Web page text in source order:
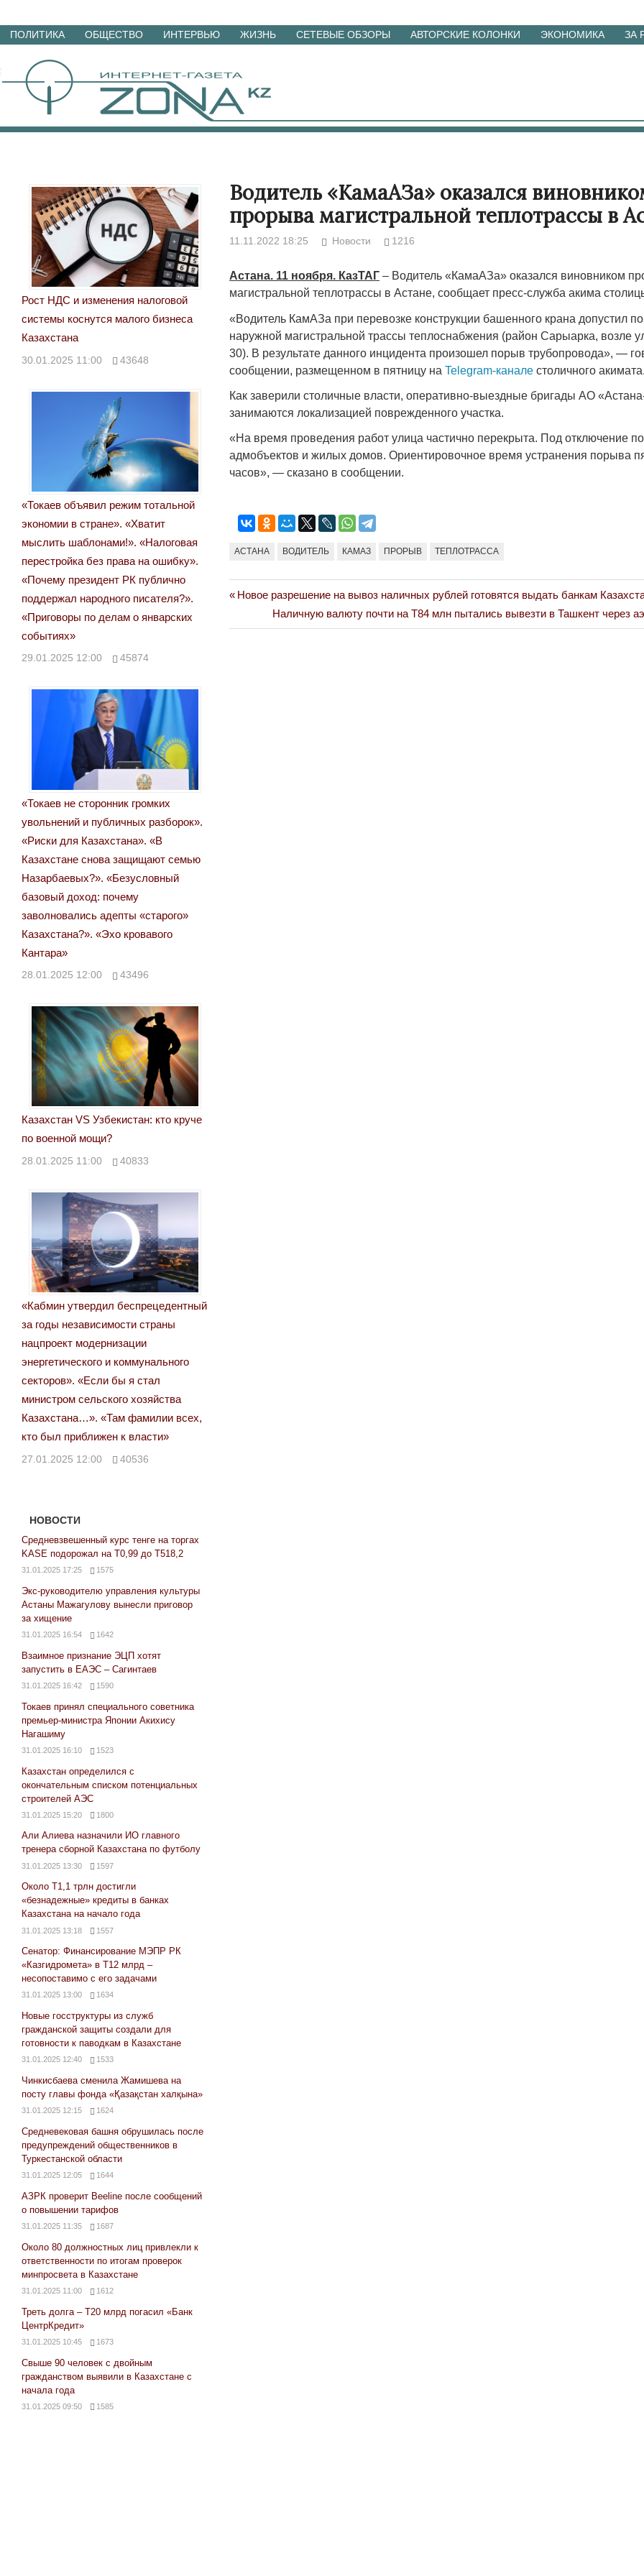
Перейти
материалам
ПОЛИТИКА ОБЩЕСТВО ИНТЕРВЬЮ ЖИЗНЬ СЕТЕВЫЕ ОБЗОРЫ АВТОРСКИЕ КОЛОНКИ ЭКОНОМИКА ЗА
Водитель «КамаАЗа» оказался
прорыва магистральной теплотрассы в
11.11.2022 18:25 Новости 1216
Астана. 11 ноября. КазТАГ – Водитель «КамаАЗа» оказался виновником
магистральной теплотрассы в Астане, сообщает пресс-служба акима
«Водитель КамАЗа при перевозке конструкции башенного крана допустил
наружной магистральной трассы теплоснабжения (район Сарыарка, возле
30). В результате данного инцидента произошел порыв трубопровода», —
сообщении, размещенном в пятницу наTelegram-канале столичного акимата.
Как заверили столичные власти, оперативно-выездные бригады АО
занимаются локализацией поврежденного участка.
«На время проведения работ улица частично перекрыта. Под отключение
адмобъектов и жилых домов. Ориентировочное время устранения порыва
часов», — сказано в сообщении.
АСТАНА ВОДИТЕЛЬ КАМАЗ ПРОРЫВ ТЕПЛОТРАССА
Навигация
по
Previous
Новое разрешение на вывоз наличных рублей готовятся выдать банкам
Next
Post:
Наличную валюту почти на Т84 млн пытались вывезти в Ташкент через
Рост НДС и изменения налоговой
системы коснутся малого бизнеса
Казахстана
30.01.2025 11:00 43648
«Токаев объявил режим тотальной
экономии в стране». «Хватит
мыслить шаблонами!». «Налоговая
перестройка без права на ошибку».
«Почему президент РК публично
поддержал народного писателя?».
«Приговоры по делам о январских
событиях»
29.01.2025 12:00 45874
«Токаев не сторонник громких
увольнений и публичных разборок».
«Риски для Казахстана». «В
Казахстане снова защищают семью
Назарбаевых?». «Безусловный
базовый доход: почему
заволновались адепты «старого»
Казахстана?». «Эхо кровавого
Кантара»
28.01.2025 12:00 43496
Казахстан VS Узбекистан: кто круче
по военной мощи?
28.01.2025 11:00 40833
«Кабмин утвердил беспрецедентный
за годы независимости страны
нацпроект модернизации
энергетического и коммунального
секторов». «Если бы я стал
министром сельского хозяйства
Казахстана…». «Там фамилии всех,
кто был приближен к власти»
27.01.2025 12:00 40536
НОВОСТИ
Средневзвешенный курс тенге на торгах
KASE подорожал на Т0,99 до Т518,2
31.01.2025 17:25 1575
Экс-руководителю управления культуры
Астаны Мажагулову вынесли приговор
за хищение
31.01.2025 16:54 1642
Взаимное признание ЭЦП хотят
запустить в ЕАЭС – Сагинтаев
31.01.2025 16:42 1590
Токаев принял специального советника
премьер-министра Японии Акихису
Нагашиму
31.01.2025 16:10 1523
Казахстан определился с
окончательным списком потенциальных
строителей АЭС
31.01.2025 15:20 1800
Али Алиева назначили ИО главного
тренера сборной Казахстана по футболу
31.01.2025 13:30 1597
Около Т1,1 трлн достигли
«безнадежные» кредиты в банках
Казахстана на начало года
31.01.2025 13:18 1557
Сенатор: Финансирование МЭПР РК
«Казгидромета» в Т12 млрд –
несопоставимо с его задачами
31.01.2025 13:00 1634
Новые госструктуры из служб
гражданской защиты создали для
готовности к паводкам в Казахстане
31.01.2025 12:40 1533
Чинкисбаева сменила Жамишева на
посту главы фонда «Қазақстан халқына»
31.01.2025 12:15 1624
Средневековая башня обрушилась после
предупреждений общественников в
Туркестанской области
31.01.2025 12:05 1644
АЗРК проверит Beeline после сообщений
о повышении тарифов
31.01.2025 11:35 1687
Около 80 должностных лиц привлекли к
ответственности по итогам проверок
минпросвета в Казахстане
31.01.2025 11:00 1612
Треть долга – Т20 млрд погасил «Банк
ЦентрКредит»
31.01.2025 10:45 1673
Свыше 90 человек с двойным
гражданством выявили в Казахстане с
начала года
31.01.2025 09:50 1585
Народ выбрал
17.10.2024